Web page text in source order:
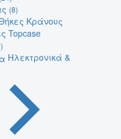
(8)
Κράνους
Topcase
Ηλεκτρονικά &